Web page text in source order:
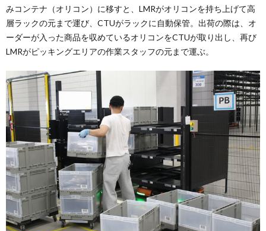
みコンテナ（オリコン）に移すと、LMRがオリコンを持ち上げて高
層ラックの元まで運び、CTUがラックに自動保管。出荷の際は、オ
ーダーが入った商品を収めているオリコンをCTUが取り出し、再び
LMRがピッキングエリアの作業スタッフの元まで運ぶ。